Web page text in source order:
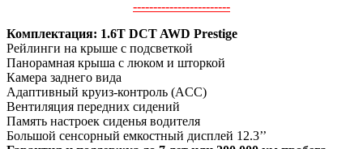
------------------------
Комплектация: 1.6T DCT AWD Prestige
Рейлинги на крыше с подсветкой
Панорамная крыша с люком и шторкой
Камера заднего вида
Адаптивный круиз-контроль (ACC)
Вентиляция передних сидений
Память настроек сиденья водителя
Большой сенсорный емкостный дисплей 12.3’’